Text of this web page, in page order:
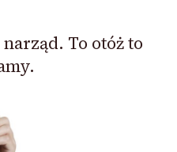
To otóż to